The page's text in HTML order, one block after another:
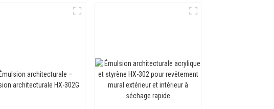
au ciment d'isolation